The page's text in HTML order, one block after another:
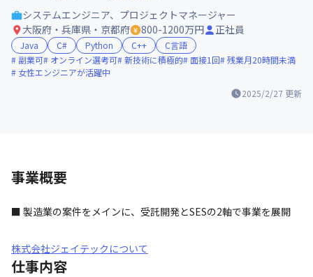
2025/2/27 更新
システムエンジニア、プロジェクトマネージャー
大阪府・兵庫県・京都府
800-1200万円 正社員
Java C# Python C++
C言語
副業可
オンライン選考可 新技術に積極的 面接1回
残業月20時間未満
女性エンジニアが活躍中
事業概要
■ 製造業の案件をメインに、受託開発とSESの2軸で事業を展開
株式会社ジェイテックについて
仕事内容